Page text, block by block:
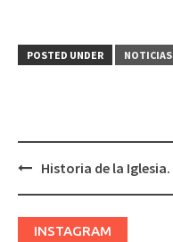
POSTED UNDER NOTICIAS
Historia de la Iglesia.
INSTAGRAM